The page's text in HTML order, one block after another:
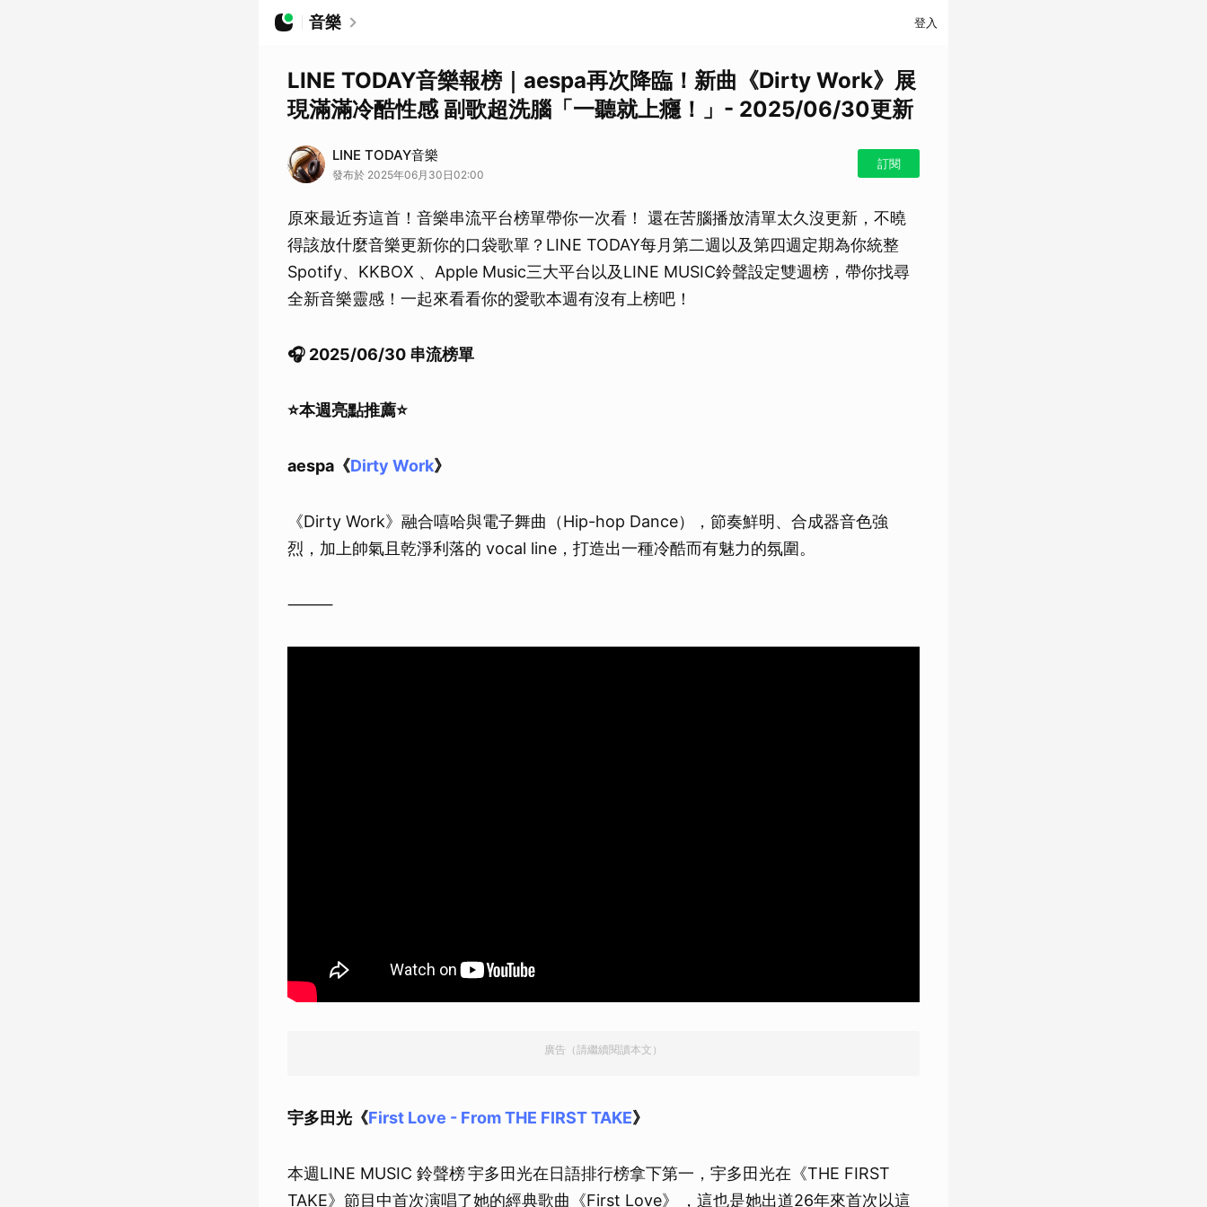
音樂 登入
LINE TODAY音樂報榜｜aespa再次降臨！新曲《Dirty Work》展
現滿滿冷酷性感 副歌超洗腦「一聽就上癮！」- 2025/06/30更新
LINE TODAY音樂
發布於 2025年06月30日02:00
訂閱
原來最近夯這首！音樂串流平台榜單帶你一次看！ 還在苦腦播放清單太久沒更新，不曉
得該放什麼音樂更新你的口袋歌單？LINE TODAY每月第二週以及第四週定期為你統整
Spotify、KKBOX 、Apple Music三大平台以及LINE MUSIC鈴聲設定雙週榜，帶你找尋
全新音樂靈感！一起來看看你的愛歌本週有沒有上榜吧！
🎧 2025/06/30 串流榜單
⭐️本週亮點推薦⭐️
aespa《Dirty Work》
《Dirty Work》融合嘻哈與電子舞曲（Hip-hop Dance），節奏鮮明、合成器音色強
烈，加上帥氣且乾淨利落的 vocal line，打造出一種冷酷而有魅力的氛圍。
⸻
廣告（請繼續閱讀本文）
宇多田光《First Love - From THE FIRST TAKE》
本週LINE MUSIC 鈴聲榜 宇多田光在日語排行榜拿下第一，宇多田光在《THE FIRST
TAKE》節目中首次演唱了她的經典歌曲《First Love》 ，這也是她出道26年來首次以這